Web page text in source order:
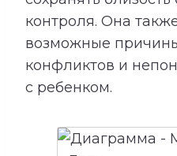
контроля. Она
возможные
конфликтов и
с ребенком.